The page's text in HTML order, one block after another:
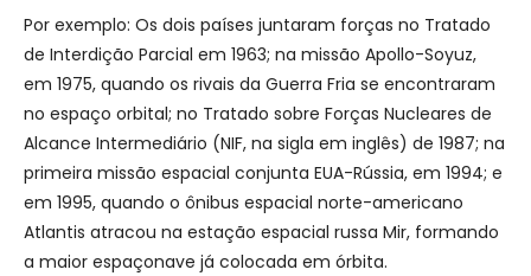
Por exemplo: Os dois países juntaram forças no Tratado
de Interdição Parcial em 1963; na missão Apollo-Soyuz,
em 1975, quando os rivais da Guerra Fria se encontraram
no espaço orbital; no Tratado sobre Forças Nucleares de
Alcance Intermediário (NIF, na sigla em inglês) de 1987; na
primeira missão espacial conjunta EUA-Rússia, em 1994; e
em 1995, quando o ônibus espacial norte-americano
Atlantis atracou na estação espacial russa Mir, formando
a maior espaçonave já colocada em órbita.